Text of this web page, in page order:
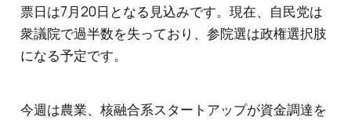
票日は7月20日となる見込みです。現在、自民党は
衆議院で過半数を失っており、参院選は政権選択肢
になる予定です。
今週は農業、核融合系スタートアップが資金調達を